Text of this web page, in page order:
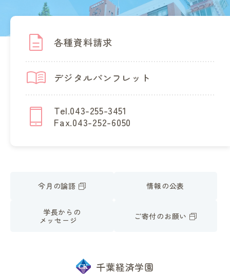
各種資料請求
デジタルパンフレット
Tel.043-255-3451
Fax.043-252-6050
今月の論語 情報の公表
学長からの
メッセージ
ご寄付のお願い
千葉経済学園